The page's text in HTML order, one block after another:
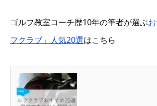
ゴルフ教室コーチ歴10年の筆者が選ぶ
フクラブ」人気20選はこちら